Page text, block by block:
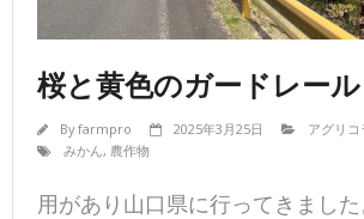
桜と黄色のガードレール
Byfarmpro 2025年3月25日
アグリコ
みかん, 農作物
用があり山口県に行ってきまし